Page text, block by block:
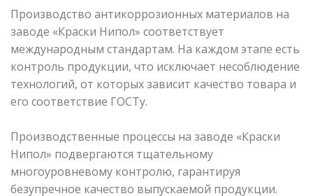
Производство антикоррозионных материалов на
заводе «Краски Нипол» соответствует
международным стандартам. На каждом этапе есть
контроль продукции, что исключает несоблюдение
технологий, от которых зависит качество товара и
его соответствие ГОСТу.
Производственные процессы на заводе «Краски
Нипол» подвергаются тщательному
многоуровневому контролю, гарантируя
безупречное качество выпускаемой продукции.